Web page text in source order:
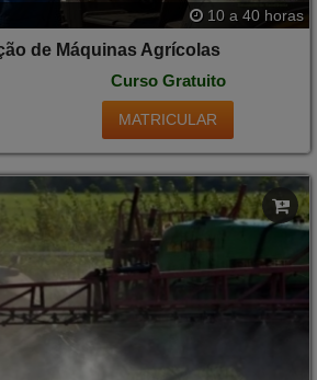
10 a 40 horas
de Máquinas Agrícolas
Curso Gratuito
MATRICULAR